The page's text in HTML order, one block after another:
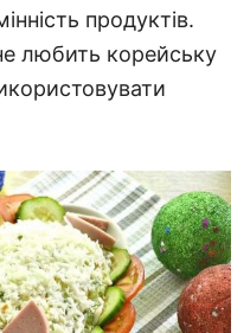
продуктів.
любить корейську